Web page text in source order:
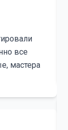
все
мастера